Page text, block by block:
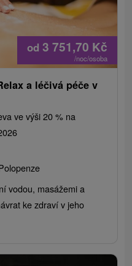
od 3 751,70 Kč
/noc/osoba
a léčivá péče v
ve výši 20 % na
vodou, masážemi a
ke zdraví v jeho